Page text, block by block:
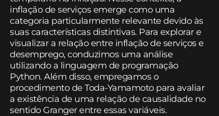
inflação de serviços emerge como uma
categoria particularmente relevante devido às
suas características distintivas. Para explorar e
visualizar a relação entre inflação de serviços e
desemprego, conduzimos uma análise
utilizando a linguagem de programação
Python. Além disso, empregamos o
procedimento de Toda-Yamamoto para avaliar
a existência de uma relação de causalidade no
sentido Granger entre essas variáveis.